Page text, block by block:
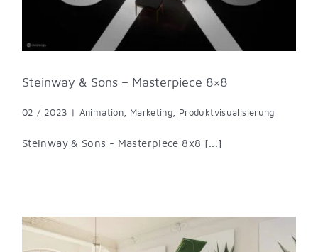
Steinway & Sons – Masterpiece 8×8
02 / 2023 | Animation, Marketing, Produktvisualisierung
Steinway & Sons - Masterpiece 8x8 [...]